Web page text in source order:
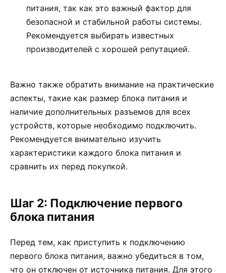
питания, так как это важный фактор для
безопасной и стабильной работы системы.
Рекомендуется выбирать известных
производителей с хорошей репутацией.
Важно также обратить внимание на практические
аспекты, такие как размер блока питания и
наличие дополнительных разъемов для всех
устройств, которые необходимо подключить.
Рекомендуется внимательно изучить
характеристики каждого блока питания и
сравнить их перед покупкой.
Шаг 2: Подключение первого
блока питания
Перед тем, как приступить к подключению
первого блока питания, важно убедиться в том,
что он отключен от источника питания. Для этого